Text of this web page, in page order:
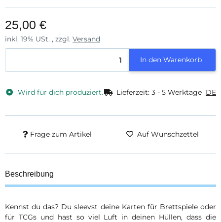
25,00 €
inkl. 19% USt. , zzgl. Versand
In den Warenkorb
Wird für dich produziert. Lieferzeit: 3 - 5 Werktage DE
Frage zum Artikel Auf Wunschzettel
Beschreibung
Kennst du das? Du sleevst deine Karten für Brettspiele oder
für TCGs und hast so viel Luft in deinen Hüllen, dass die